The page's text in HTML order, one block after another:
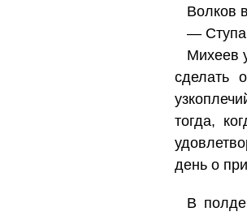
Волков
—
Михеев
сделать
тогда,
день о
В